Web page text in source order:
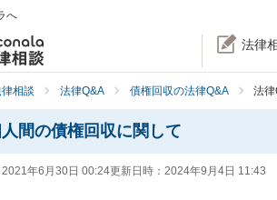
へ
法律
相談 法律Q&A 債権回収の法律Q&A 法律
間の債権回収に関して
2021年6月30日 00:24更新日時： 2024年9月4日 11:43